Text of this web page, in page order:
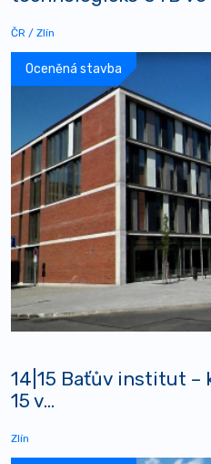
ČR / Zlín
Oceněná stavba
14|15 Baťův institut –
15 v...
Zlín